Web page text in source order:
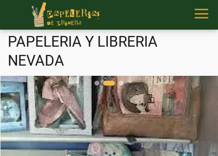
PAPELERIA Y LIBRERIA
NEVADA